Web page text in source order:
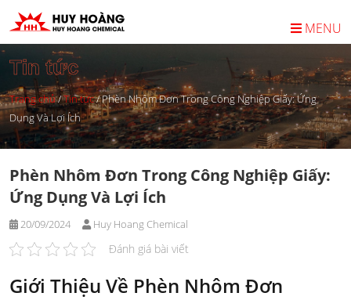
Skip
to
content
MENU
Tin tức
Trang chủ/Tin tức/Phèn Nhôm Đơn Trong Công Nghiệp Giấy: Ứng
Dụng Và Lợi Ích
Phèn Nhôm Đơn Trong Công Nghiệp Giấy:
Ứng Dụng Và Lợi Ích
20/09/2024 Huy Hoang Chemical
Đánh giá bài viết
Giới Thiệu Về Phèn Nhôm Đơn